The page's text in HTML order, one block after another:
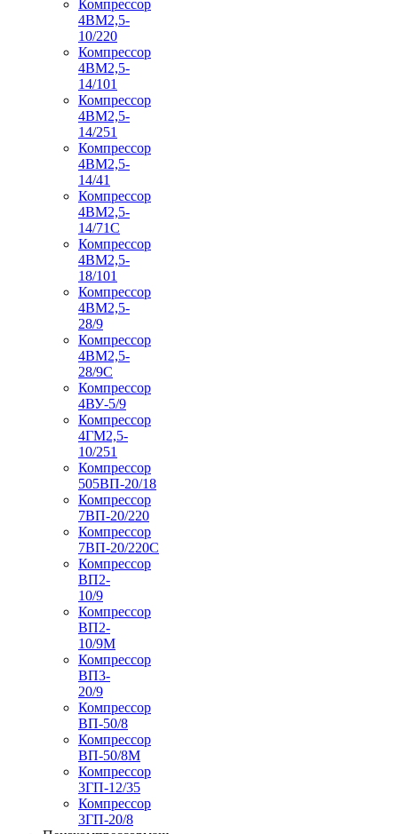
Компрессор
4ВМ2,5-
10/220
Компрессор
4ВМ2,5-
14/101
Компрессор
4ВМ2,5-
14/251
Компрессор
4ВМ2,5-
14/41
Компрессор
4ВМ2,5-
14/71C
Компрессор
4ВМ2,5-
18/101
Компрессор
4ВМ2,5-
28/9
Компрессор
4ВМ2,5-
28/9С
Компрессор
4ВУ-5/9
Компрессор
4ГМ2,5-
10/251
Компрессор
505ВП-20/18
Компрессор
7ВП-20/220
Компрессор
7ВП-20/220С
Компрессор
ВП2-
10/9
Компрессор
ВП2-
10/9М
Компрессор
ВП3-
20/9
Компрессор
ВП-50/8
Компрессор
ВП-50/8М
Компрессор
3ГП-12/35
Компрессор
3ГП-20/8